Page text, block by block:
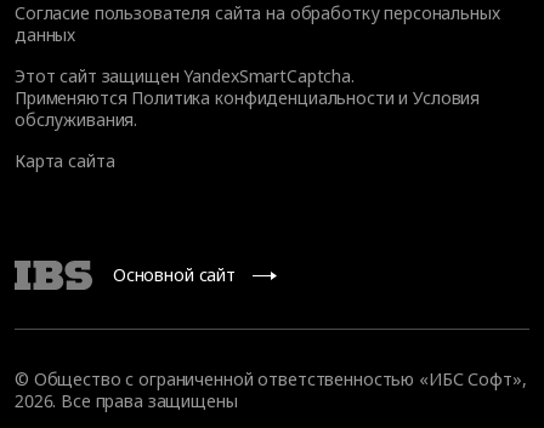
Согласие пользователя сайта на обработку персональных
данных
Этот сайт защищен YandexSmartCaptcha.
Применяются Политика конфиденциальности иУсловия
обслуживания.
Карта сайта
Основной сайт
© Общество с ограниченной ответственностью «ИБС Софт»,
2026. Все права защищены